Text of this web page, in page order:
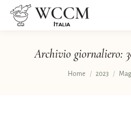
Archivio giornaliero:
Tu sei qui:
Home 2023